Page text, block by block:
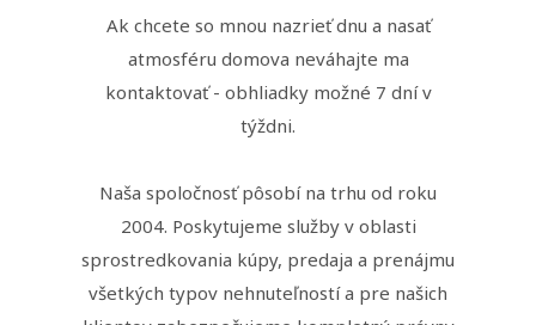
Ak chcete so mnou nazrieť dnu a nasať
atmosféru domova neváhajte ma
kontaktovať - obhliadky možné 7 dní v
týždni.
Naša spoločnosť pôsobí na trhu od roku
2004. Poskytujeme služby v oblasti
sprostredkovania kúpy, predaja a prenájmu
všetkých typov nehnuteľností a pre našich